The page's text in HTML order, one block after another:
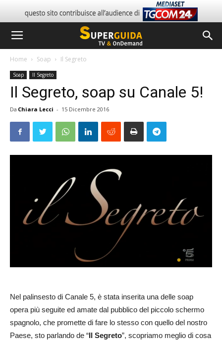
Home Soap Il Segreto
Soap Il Segreto
Il Segreto, soap su Canale 5!
Da Chiara Lecci - 15 Dicembre 2016
Nel palinsesto di Canale 5, è stata inserita una delle soap
opera più seguite ed amate dal pubblico del piccolo schermo
spagnolo, che promette di fare lo stesso con quello del nostro
Paese, sto parlando de “Il Segreto”, scopriamo meglio di cosa